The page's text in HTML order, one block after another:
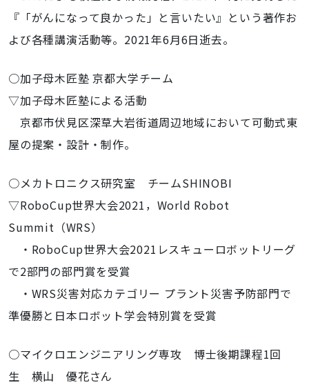
『「がんになって良かった」と言いたい』という著作お
よび各種講演活動等。2021年6月6日逝去。
○加子母木匠塾 京都大学チーム
▽加子母木匠塾による活動
京都市伏見区深草大岩街道周辺地域において可動式東
屋の提案・設計・制作。
○メカトロニクス研究室 チームSHINOBI
▽RoboCup世界大会2021，World Robot
Summit（WRS）
・RoboCup世界大会2021レスキューロボットリーグ
で2部門の部門賞を受賞
・WRS災害対応カテゴリー プラント災害予防部門で
準優勝と日本ロボット学会特別賞を受賞
○マイクロエンジニアリング専攻 博士後期課程1回
生 横山 優花さん